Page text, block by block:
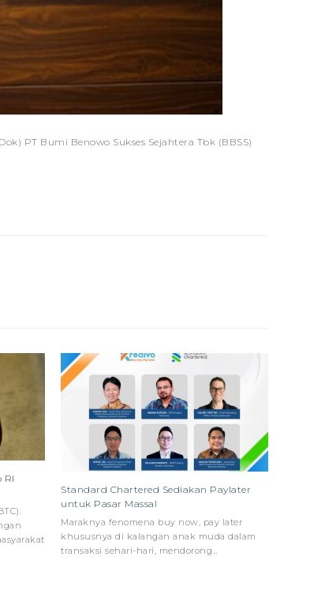
PT Bumi Benowo Sukses Sejahtera Tbk (BBSS)
RI
Standard Chartered Sediakan Paylater
untuk Pasar Massal
Maraknya fenomena buy now, pay later
khususnya di kalangan anak muda dalam
transaksi sehari-hari, mendorong…